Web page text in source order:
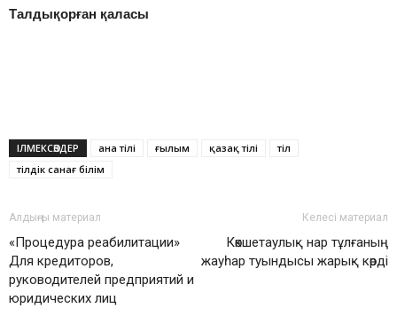
Талдықорған қаласы
ІЛМЕКСӨЗДЕР ана тілі ғылым қазақ тілі
тіл
тілдік санағ білім
Алдыңғы материал
«Процедура реабилитации»
Для кредиторов,
руководителей предприятий и
юридических лиц
Келесі материал
Көкшетаулық нар тұлғаның
жауһар туындысы жарық көрді